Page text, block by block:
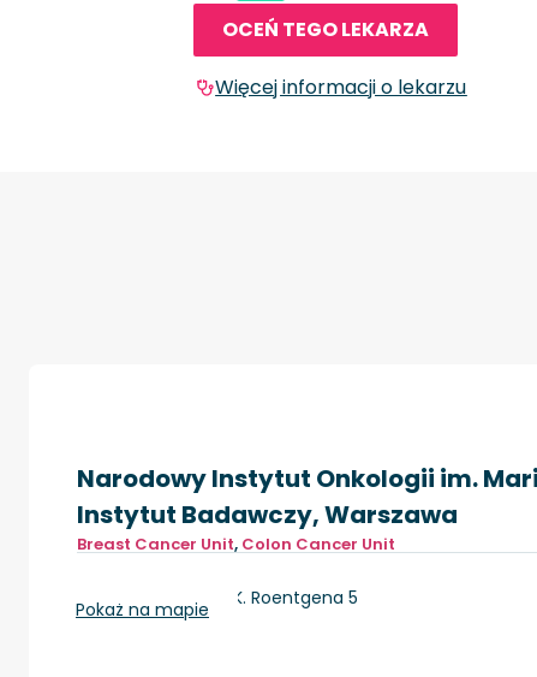
OCEŃ TEGO LEKARZA
Więcej informacji o lekarzu
Narodowy Instytut Onkologii im.
Instytut Badawczy, Warszawa
Breast Cancer Unit, Colon Cancer Unit
Warszawa, ul. W.K. Roentgena 5
Pokaż na mapie